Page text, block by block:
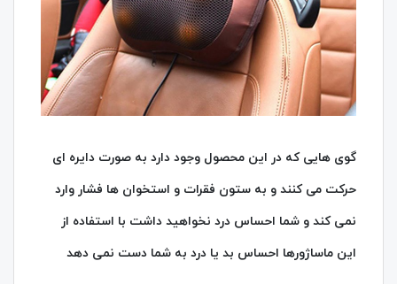
گوی هایی که در این محصول وجود دارد به صورت دایره ای
حرکت می کنند و به ستون فقرات و استخوان ها فشار وارد
نمی کند و شما احساس درد نخواهید داشت با استفاده از
این ماساژورها احساس بد یا درد به شما دست نمی دهد